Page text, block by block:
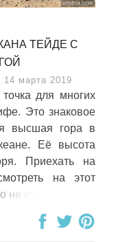
ТЕЙДЕ С
14 марта 2019
для многих
Это знаковое
высшая гора в
Её высота
Приехать на
на этот
не нужно.